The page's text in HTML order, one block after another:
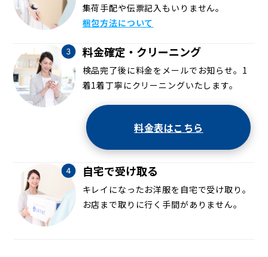
集荷手配や伝票記入もいりません。
梱包方法について
料金確定・クリーニング
検品完了後に料金をメールでお知らせ。1
着1着丁寧にクリーニングいたします。
料金表はこちら
自宅で受け取る
キレイになったお洋服を自宅で受け取り。
お店まで取りに行く手間がありません。